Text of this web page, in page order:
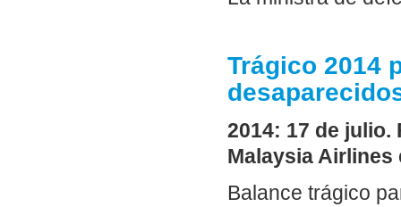
Trágico 2014
2014: 17 de julio.
Malaysia Airlines
Balance trágico